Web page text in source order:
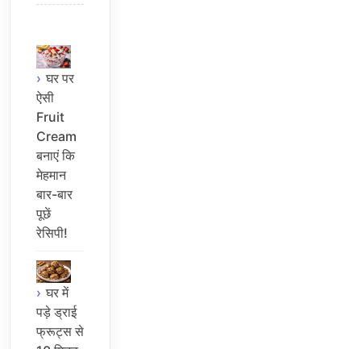
घर पर
ऐसी
Fruit
Cream
बनाएं कि
मेहमान
बार-बार
पूछें
रेसिपी!
घर में
पड़े ड्राई
फ्रूट्स से